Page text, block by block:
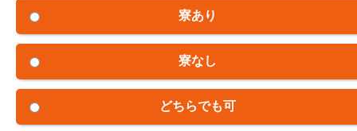
寮あり
寮なし
どちらでも可